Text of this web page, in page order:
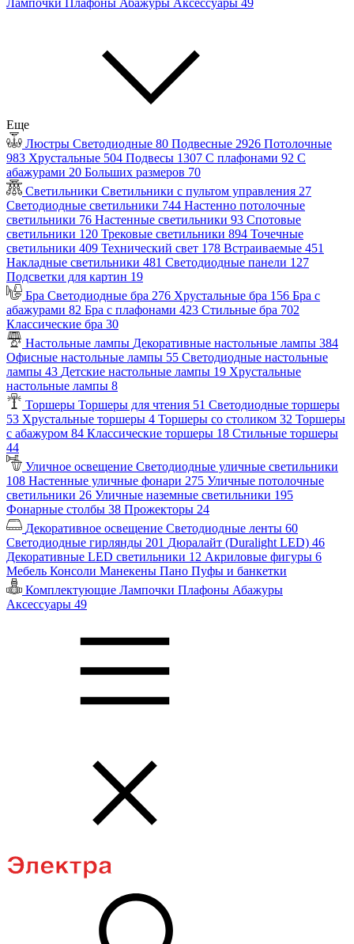
Лампочки Плафоны Абажуры Аксессуары 49
Еще
Люстры Светодиодные 80 Подвесные 2926 Потолочные
983 Хрустальные 504 Подвесы 1307 С плафонами 92 С
абажурами 20 Больших размеров 70
Светильники Светильники с пультом управления 27
Светодиодные светильники 744 Настенно потолочные
светильники 76 Настенные светильники 93 Спотовые
светильники 120 Трековые светильники 894 Точечные
светильники 409 Технический свет 178 Встраиваемые 451
Накладные светильники 481 Светодиодные панели 127
Подсветки для картин 19
Бра Светодиодные бра 276 Хрустальные бра 156 Бра с
абажурами 82 Бра с плафонами 423 Стильные бра 702
Классические бра 30
Настольные лампы Декоративные настольные лампы 384
Офисные настольные лампы 55 Светодиодные настольные
лампы 43 Детские настольные лампы 19 Хрустальные
настольные лампы 8
Торшеры Торшеры для чтения 51 Светодиодные торшеры
53 Хрустальные торшеры 4 Торшеры со столиком 32 Торшеры
с абажуром 84 Классические торшеры 18 Стильные торшеры
44
Уличное освещение Светодиодные уличные светильники
108 Настенные уличные фонари 275 Уличные потолочные
светильники 26 Уличные наземные светильники 195
Фонарные столбы 38 Прожекторы 24
Декоративное освещение Светодиодные ленты 60
Светодиодные гирлянды 201 Дюралайт (Duralight LED) 46
Декоративные LED светильники 12 Акриловые фигуры 6
Мебель Консоли Манекены Пано Пуфы и банкетки
Комплектующие Лампочки Плафоны Абажуры
Аксессуары 49